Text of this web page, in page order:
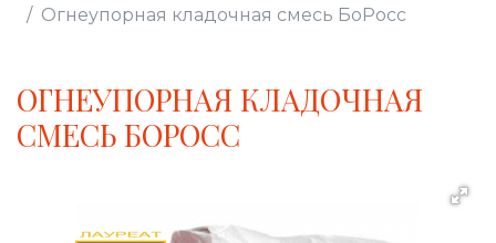
Огнеупорная кладочная смесь БоРосс
ОГНЕУПОРНАЯ КЛАДОЧНАЯ
СМЕСЬ БОРОСС